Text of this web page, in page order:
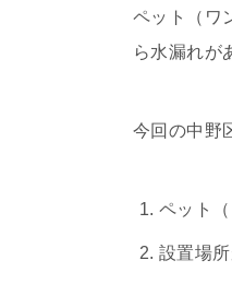
ペット（ワ
ら水漏れが
今回の中野
ペット
設置場